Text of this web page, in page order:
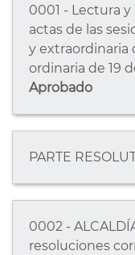
0001 - Lectura y
actas de las
y extraordinaria
ordinaria de 19
Aprobado
PARTE
0002 -
resoluciones